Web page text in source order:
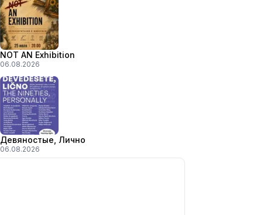
NOT AN Exhibition
06.08.2026
Девяностые, Лично
06.08.2026